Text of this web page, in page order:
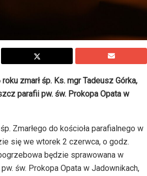
zmarł śp. Ks. mgr Tadeusz Górka,
parafii pw. św. Prokopa Opata w
Zmarłego do kościoła parafialnego w
się we wtorek 2 czerwca, o godz.
będzie sprawowana w
św. Prokopa Opata w Jadownikach,